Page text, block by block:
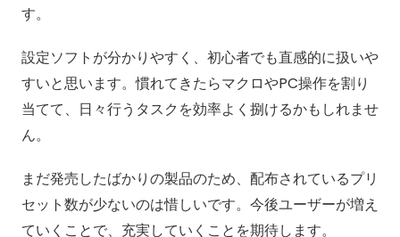
す。
設定ソフトが分かりやすく、初心者でも直感的に扱いや
すいと思います。慣れてきたらマクロやPC操作を割り
当てて、日々行うタスクを効率よく捌けるかもしれませ
ん。
まだ発売したばかりの製品のため、配布されているプリ
セット数が少ないのは惜しいです。今後ユーザーが増え
ていくことで、充実していくことを期待します。